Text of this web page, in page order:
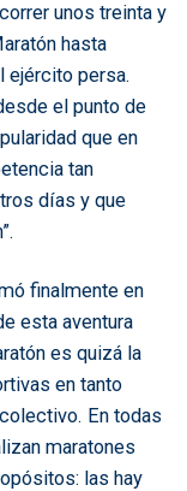
unos treinta y
hasta
ejército persa.
el punto de
que en
tan
días y que
finalmente en
esta aventura
es quizá la
en tanto
En todas
maratones
las hay